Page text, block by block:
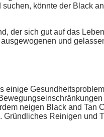
könnte der Black
der sich gut auf das
und
neigen Black and Tan
Reinigen und